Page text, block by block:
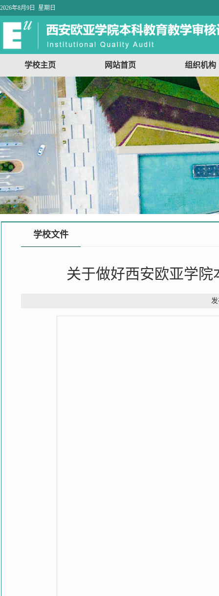
2026年8月9日 星期日
学校主页 网站首页 组织机构
学校文件
关于做好西安欧亚学